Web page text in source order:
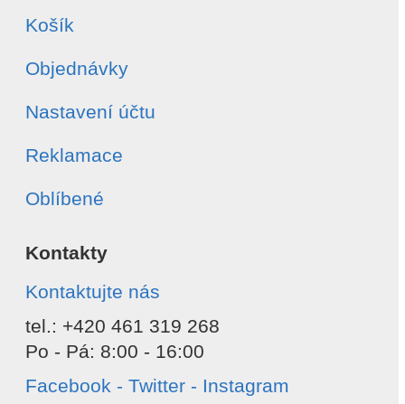
Košík
Objednávky
Nastavení účtu
Reklamace
Oblíbené
Kontakty
Kontaktujte nás
tel.: +420 461 319 268
Po - Pá: 8:00 - 16:00
Facebook - Twitter - Instagram